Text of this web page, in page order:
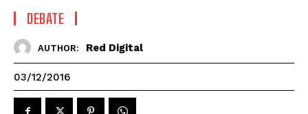
DEBATE
AUTHOR: Red Digital
03/12/2016